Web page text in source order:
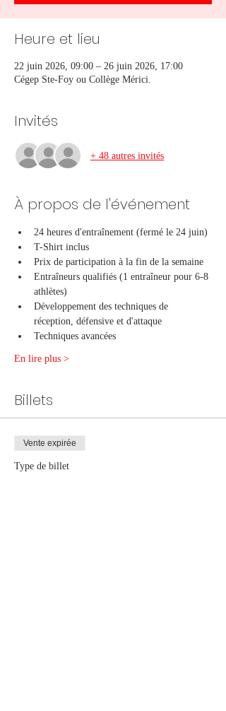
Heure et lieu
22 juin 2026, 09:00 – 26 juin 2026, 17:00
Cégep Ste-Foy ou Collège Mérici.
Invités
+ 48 autres invités
À propos de l'événement
24 heures d'entraînement (fermé le 24 juin)
T-Shirt inclus
Prix de participation à la fin de la semaine
Entraîneurs qualifiés (1 entraîneur pour 6-8
athlètes)
Développement des techniques de
réception, défensive et d'attaque
Techniques avancées
En lire plus >
Billets
Vente expirée
Type de billet